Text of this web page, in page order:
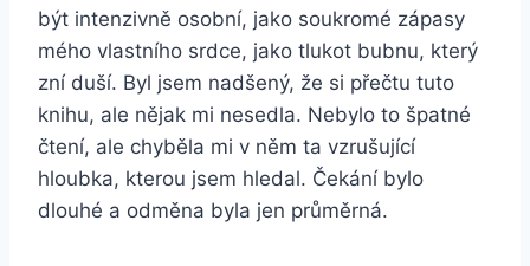
být intenzivně osobní, jako soukromé zápasy
mého vlastního srdce, jako tlukot bubnu, který
zní duší. Byl jsem nadšený, že si přečtu tuto
knihu, ale nějak mi nesedla. Nebylo to špatné
čtení, ale chyběla mi v něm ta vzrušující
hloubka, kterou jsem hledal. Čekání bylo
dlouhé a odměna byla jen průměrná.